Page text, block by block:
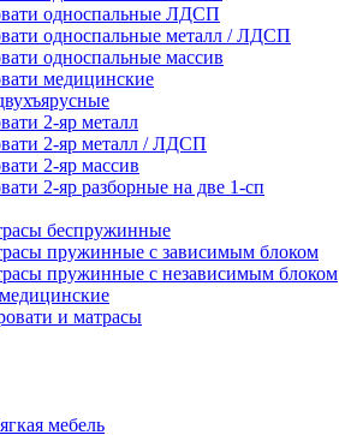
односпальные ЛДСП
односпальные металл / ЛДСП
односпальные массив
медицинские
2-яр металл
2-яр металл / ЛДСП
2-яр массив
2-яр разборные на две 1-сп
беспружинные
пружинные с зависимым блоком
пружинные с независимым блоком
и матрасы
мебель